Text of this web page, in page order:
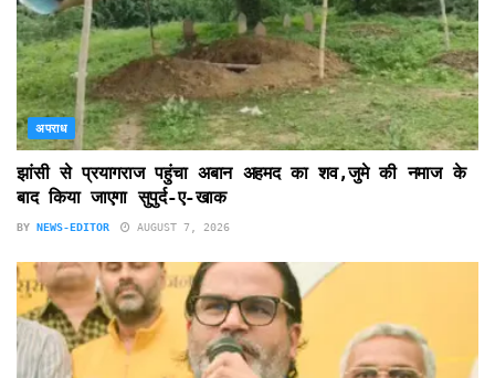
अपराध
झांसी से प्रयागराज पहुंचा अबान अहमद का शव,जुमे की नमाज के
बाद किया जाएगा सुपुर्द-ए-खाक
BY NEWS-EDITOR AUGUST 7, 2026